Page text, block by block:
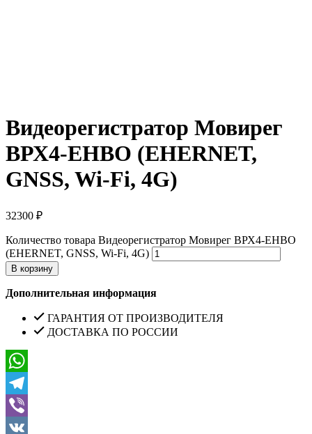
Видеорегистратор Мовирег
ВРХ4-ЕНBО (EHERNET,
GNSS, Wi-Fi, 4G)
32300 ₽
Количество товара Видеорегистратор Мовирег ВРХ4-ЕНBО
(EHERNET, GNSS, Wi-Fi, 4G)
В корзину
Дополнительная информация
ГАРАНТИЯ ОТ ПРОИЗВОДИТЕЛЯ
ДОСТАВКА ПО РОССИИ
WhatsApp
Telegram
Viber